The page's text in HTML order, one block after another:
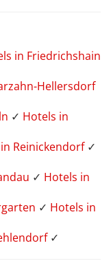
in Friedrichshain
Hellersdorf
✓ Hotels in
Reinickendorf ✓
✓ Hotels in
✓ Hotels in
✓